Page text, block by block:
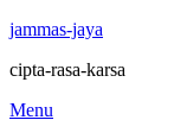
jammas-jaya
cipta-rasa-karsa
Skip
Menu